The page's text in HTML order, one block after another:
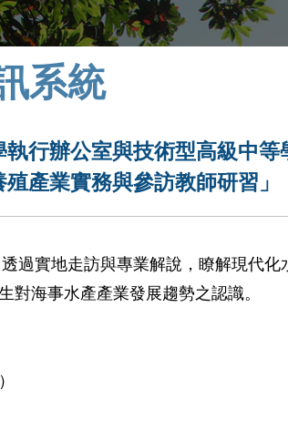
系統
執行辦公室與技術型高級中
產業實務與參訪教師研習」
過實地走訪與專業解說，瞭解現代
對海事水產產業發展趨勢之認識。